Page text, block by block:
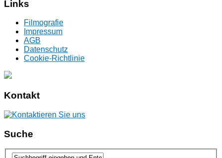
Links
Filmografie
Impressum
AGB
Datenschutz
Cookie-Richtlinie
Kontakt
Suche